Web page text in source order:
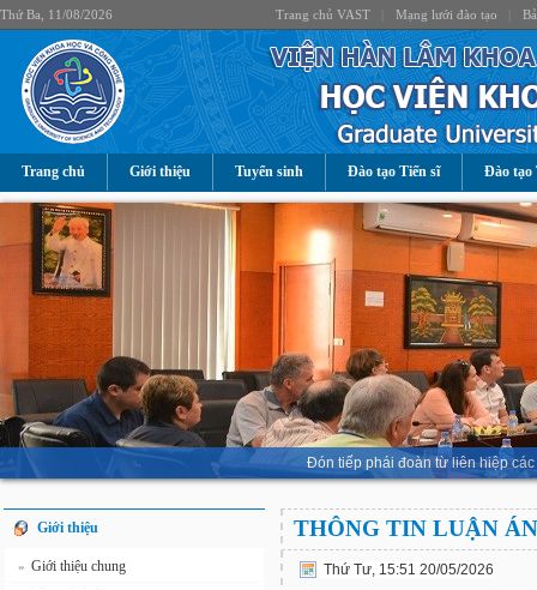
Thứ Ba, 11/08/2026 Trang chủ VAST Mạng lưới đào tạo
Trang chủ Giới thiệu Tuyển sinh Đào tạo Tiến sĩ Đào tạo
Đón tiếp phái đoàn từ liên hiệp
Giới thiệu
» Giới thiệu chung
THÔNG TIN LUẬN ÁN
Thứ Tư, 15:51 20/05/2026